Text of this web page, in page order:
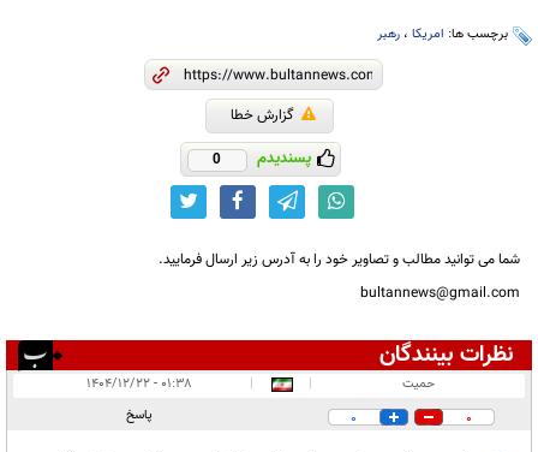
برچسب ها: امریکا ، رهبر
گزارش خطا
پسندیدم 0
شما می توانید مطالب و تصاویر خود را به آدرس زیر ارسال فرمایید.
bultannews@gmail.com
نظرات بینندگان
در انتظار بررسی:
حمیت |
|
۰۱:۳۸ - ۱۴۰۴/۱۲/۲۲
0
0 پاسخ